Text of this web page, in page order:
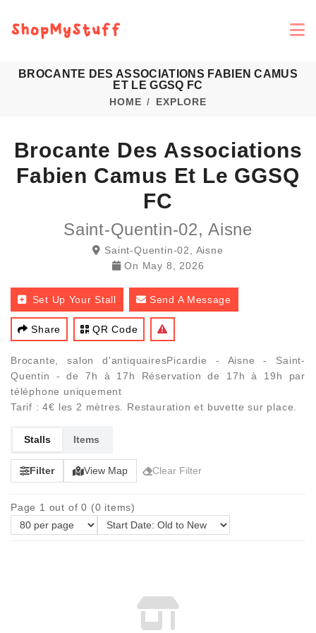
BROCANTE DES ASSOCIATIONS FABIEN CAMUS
ET LE GGSQ FC
HOME EXPLORE
Brocante Des Associations
Fabien Camus Et Le GGSQ
FC
Saint-Quentin-02, Aisne
Saint-Quentin-02, Aisne
On May 8, 2026
Set Up Your Stall Send A Message
Share QR Code
Brocante, salon d'antiquairesPicardie - Aisne - Saint-
Quentin - de 7h à 17h Réservation de 17h à 19h par
téléphone uniquement
Tarif : 4€ les 2 mètres. Restauration et buvette sur place.
Stalls Items
Filter View Map Clear Filter
Page 1 out of 0 (0 items)